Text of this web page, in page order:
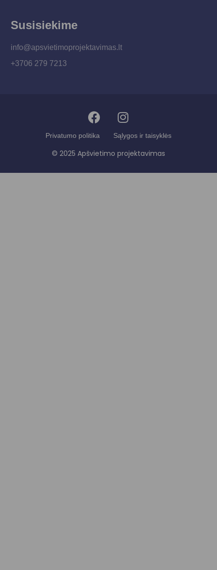
Susisiekime
info@apsvietimoprojektavimas.lt
+3706 279 7213
Privatumo politika Sąlygos ir taisyklės
© 2025 Apšvietimo projektavimas